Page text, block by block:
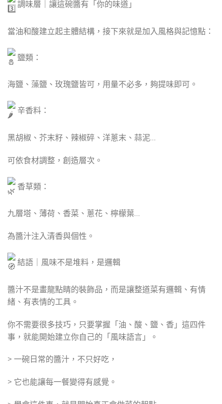
調味層｜讓這碗醬有「你的味道」
當油和酸建立起主體結構，接下來就是加入風格與記憶點：
鹽類：
海鹽、藻鹽、玫瑰鹽皆可，用量不必多，夠提味即可。
辛香料：
黑胡椒、芥末籽、辣椒碎、洋蔥末、蒜泥…
可依食材調整，創造層次。
香草類：
九層塔、薄荷、香菜、蔥花、檸檬葉…
為醬汁注入清香與個性。
結語｜風味不是堆料，是邏輯
醬汁不是畫龍點睛的裝飾品，而是讓整道菜有邏輯、有情
緒、有表情的工具。
你不需要很多技巧，只要掌握「油、酸、鹽、香」這四件
事，就能開始建立你自己的「風味語言」。
> 一碗日常的醬汁，不只好吃，
> 它也能讓每一餐變得有感覺。